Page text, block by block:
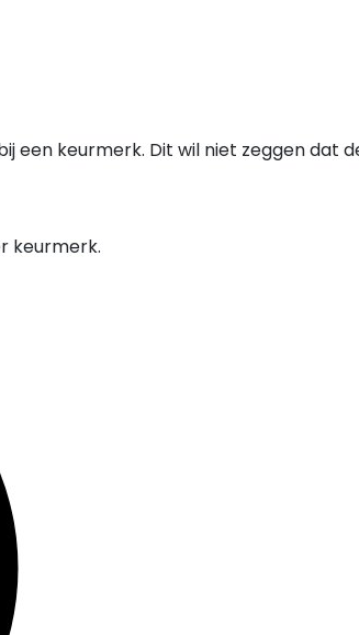
een keurmerk. Dit wil niet zeggen
keurmerk.